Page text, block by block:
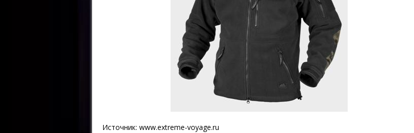
Источник: www.extreme-voyage.ru